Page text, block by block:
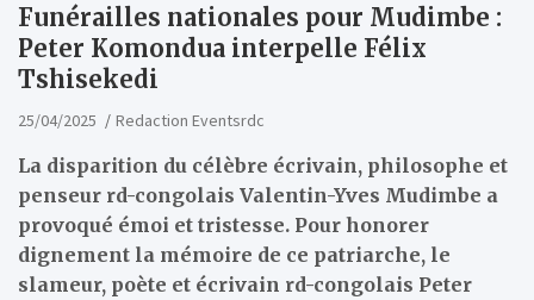
Funérailles nationales pour Mudimbe :
Peter Komondua interpelle Félix
Tshisekedi
25/04/2025 Redaction Eventsrdc
La disparition du célèbre écrivain, philosophe et
penseur rd-congolais Valentin-Yves Mudimbe a
provoqué émoi et tristesse. Pour honorer
dignement la mémoire de ce patriarche, le
slameur, poète et écrivain rd-congolais Peter